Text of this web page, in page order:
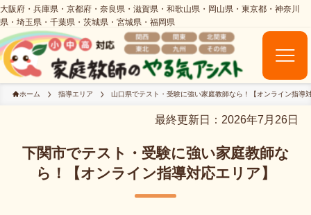
ホーム 指導エリア 山口県でテスト・受験に強い家庭教師なら！【オンライン指導
最終更新日：2026年7月26日
下関市でテスト・受験に強い家庭教師な
ら！【オンライン指導対応エリア】